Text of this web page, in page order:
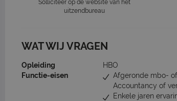
Solliciteer op de website van het
uitzendbureau
WAT WIJ VRAGEN
Opleiding
HBO
Functie-eisen
Afgeronde mbo-
Accountancy of
Enkele jaren